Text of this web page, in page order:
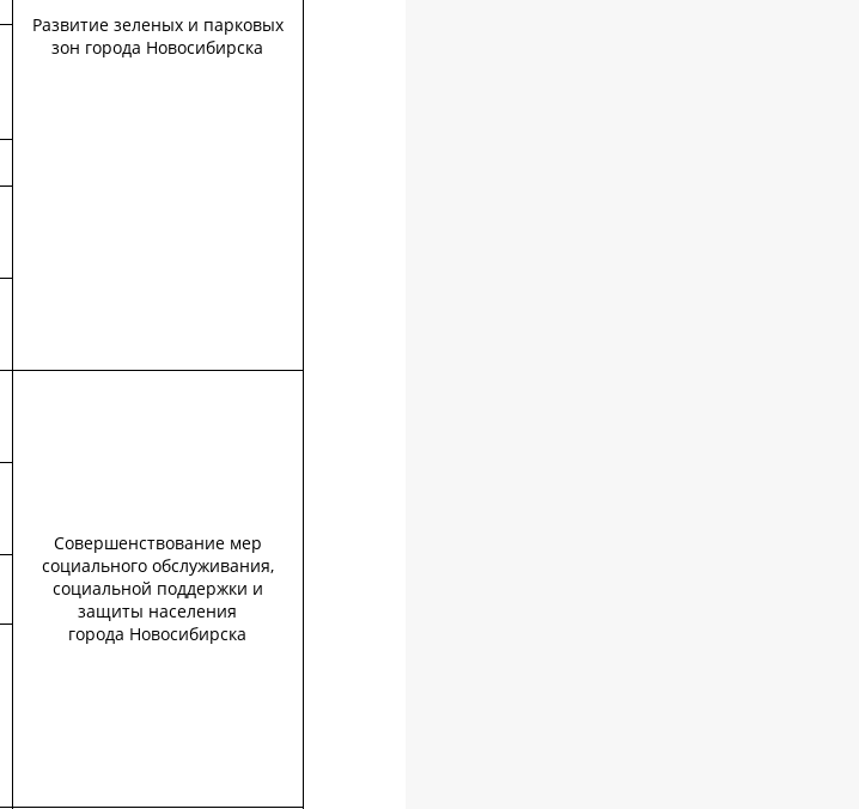
Развитие зеленых и парковых
зон города Новосибирска
Совершенствование мер
социального обслуживания,
социальной поддержки и
защиты населения
города Новосибирска